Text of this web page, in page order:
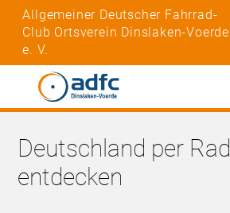
Allgemeiner Deutscher Fahrrad-
Club Ortsverein Dinslaken-Voerde
e. V.
Deutschland per Rad
entdecken